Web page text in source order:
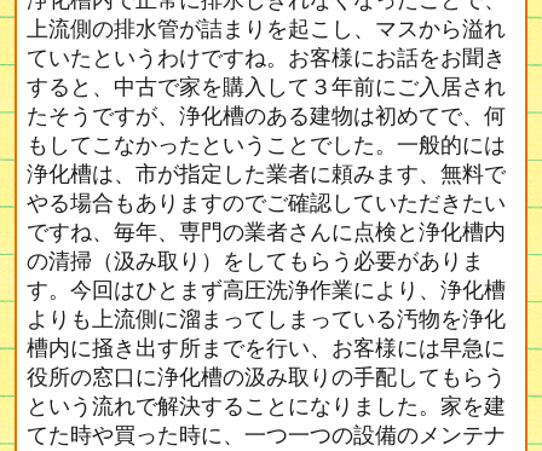
上流側の排水管が詰まりを起こし、マスから溢れ
ていたというわけですね。お客様にお話をお聞き
すると、中古で家を購入して３年前にご入居され
たそうですが、浄化槽のある建物は初めてで、何
もしてこなかったということでした。一般的には
浄化槽は、市が指定した業者に頼みます、無料で
やる場合もありますのでご確認していただきたい
ですね、毎年、専門の業者さんに点検と浄化槽内
の清掃（汲み取り）をしてもらう必要がありま
す。今回はひとまず高圧洗浄作業により、浄化槽
よりも上流側に溜まってしまっている汚物を浄化
槽内に掻き出す所までを行い、お客様には早急に
役所の窓口に浄化槽の汲み取りの手配してもらう
という流れで解決することになりました。家を建
てた時や買った時に、一つ一つの設備のメンテナ